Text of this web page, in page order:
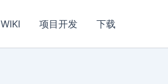
WIKI 项目开发 下载